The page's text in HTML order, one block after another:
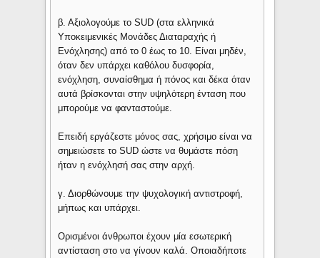
β. Αξιολογούμε το SUD (στα ελληνικά
Yποκειμενικές Mονάδες Διαταραχής ή
Eνόχλησης) από το 0 έως το 10. Είναι μηδέν,
όταν δεν υπάρχει καθόλου δυσφορία,
ενόχληση, συναίσθημα ή πόνος και δέκα όταν
αυτά βρίσκονται στην υψηλότερη ένταση που
μπορούμε να φανταστούμε.
Eπειδή εργάζεστε μόνος σας, χρήσιμο είναι να
σημειώσετε το SUD ώστε να θυμάστε πόση
ήταν η ενόχλησή σας στην αρχή.
γ. Διορθώνουμε την ψυχολογική αντιστροφή,
μήπως και υπάρχει.
Ορισμένοι άνθρωποι έχουν μία εσωτερική
αντίσταση στο να γίνουν καλά. Οποιαδήποτε